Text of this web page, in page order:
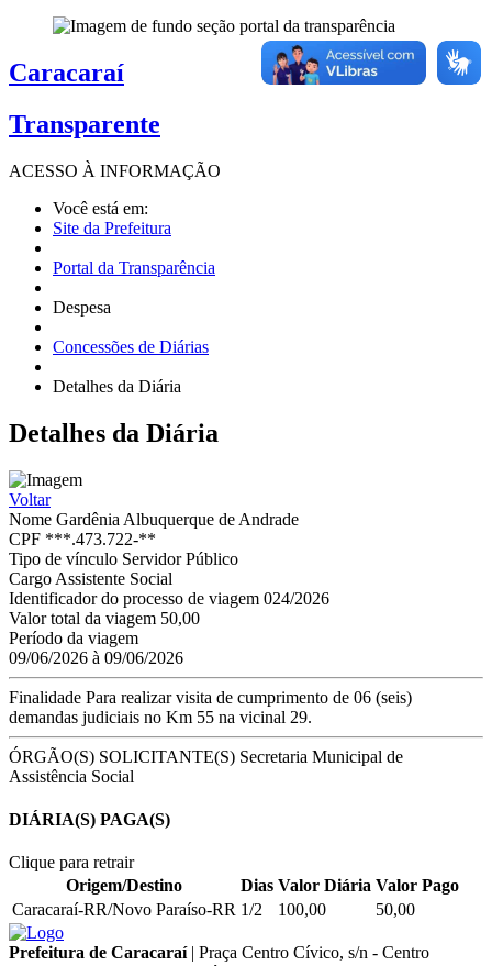
Caracaraí
Transparente
ACESSO À INFORMAÇÃO
Você está em:
Site da Prefeitura
Portal da Transparência
Despesa
Concessões de Diárias
Detalhes da Diária
Detalhes da Diária
Voltar
Nome Gardênia Albuquerque de Andrade
CPF ***.473.722-**
Tipo de vínculo Servidor Público
Cargo Assistente Social
Identificador do processo de viagem 024/2026
Valor total da viagem 50,00
Período da viagem
09/06/2026 à 09/06/2026
Finalidade Para realizar visita de cumprimento de 06 (seis)
demandas judiciais no Km 55 na vicinal 29.
ÓRGÃO(S) SOLICITANTE(S) Secretaria Municipal de
Assistência Social
DIÁRIA(S) PAGA(S)
Clique para retrair
Origem/Destino
Dias Valor Diária Valor Pago
Caracaraí-RR/Novo Paraíso-RR 1/2 100,00 50,00
Prefeitura de Caracaraí | Praça Centro Cívico, s/n - Centro